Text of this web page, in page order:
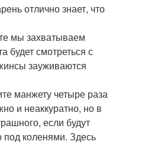
отлично знает, что
мы захватываем
будет смотреться с
зауживаются
манжету четыре раза
и неаккуратно, но в
если будут
коленями. Здесь